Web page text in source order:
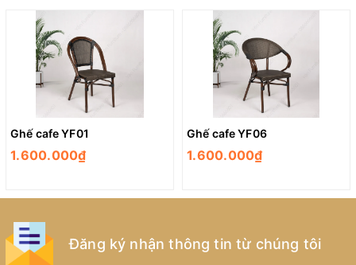
Ghế cafe YF01
1.600.000₫
Ghế cafe YF06
1.600.000₫
Đăng ký nhận thông tin từ chúng tôi